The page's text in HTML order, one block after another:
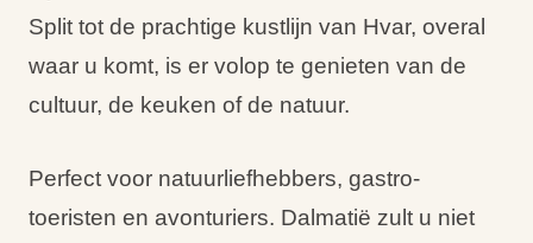
Blogi
Split tot de prachtige kustlijn van Hvar, overal
waar u komt, is er volop te genieten van de
cultuur, de keuken of de natuur.
Perfect voor natuurliefhebbers, gastro-
toeristen en avonturiers. Dalmatië zult u niet